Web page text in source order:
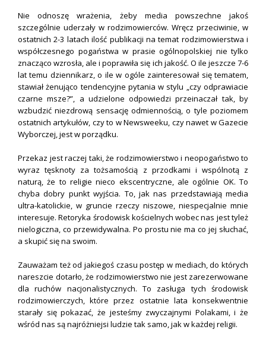
Nie odnoszę wrażenia, żeby media powszechne jakoś
szczególnie uderzały w rodzimowierców. Wręcz przeciwinie, w
ostatnich 2-3 latach ilość publikacji na temat rodzimowierstwa i
współczesnego pogaństwa w prasie ogólnopolskiej nie tylko
znacząco wzrosła, ale i poprawiła się ich jakość. O ile jeszcze 7-6
lat temu dziennikarz, o ile w ogóle zainteresował się tematem,
stawiał żenująco tendencyjne pytania w stylu „czy odprawiacie
czarne msze?”, a udzielone odpowiedzi przeinaczał tak, by
wzbudzić niezdrową sensację odmiennością, o tyle poziomem
ostatnich artykułów, czy to w Newsweeku, czy nawet w Gazecie
Wyborczej, jest w porządku.
Przekaz jest raczej taki, że rodzimowierstwo i neopogaństwo to
wyraz tęsknoty za tożsamością z przodkami i wspólnotą z
naturą, że to religie nieco ekscentryczne, ale ogólnie OK. To
chyba dobry punkt wyjścia. To, jak nas przedstawiają media
ultra-katolickie, w gruncie rzeczy niszowe, niespecjalnie mnie
interesuje. Retoryka środowisk kościelnych wobec nas jest tyleż
nielogiczna, co przewidywalna. Po prostu nie ma co jej słuchać,
a skupić się na swoim.
Zauważam też od jakiegoś czasu postęp w mediach, do których
nareszcie dotarło, że rodzimowierstwo nie jest zarezerwowane
dla ruchów nacjonalistycznych. To zasługa tych środowisk
rodzimowierczych, które przez ostatnie lata konsekwentnie
starały się pokazać, że jesteśmy zwyczajnymi Polakami, i że
wśród nas są najróżniejsi ludzie tak samo, jak w każdej religii.